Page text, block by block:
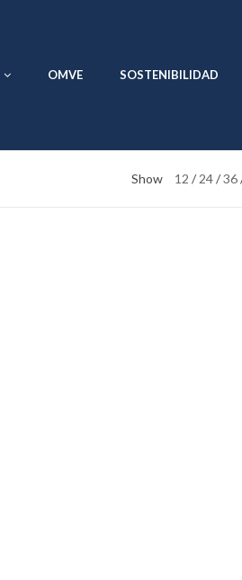
OMVE SOSTENIBILIDAD
Show 12 24 36